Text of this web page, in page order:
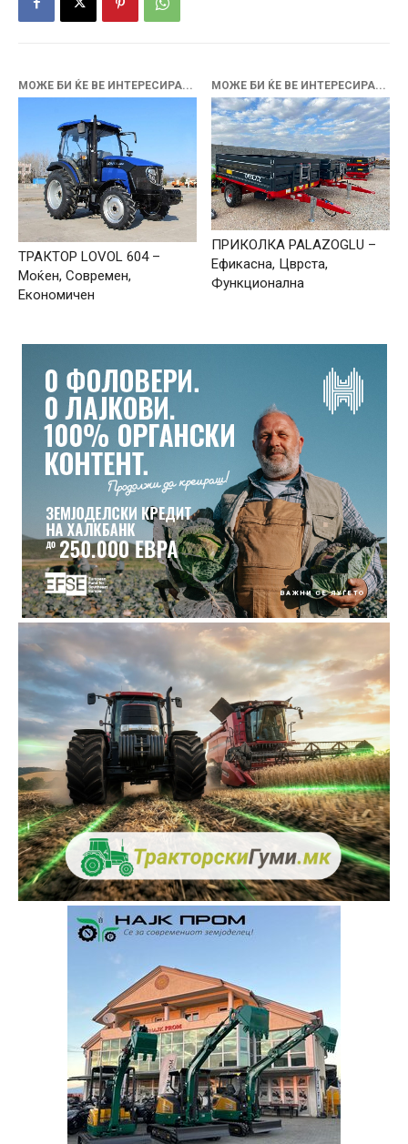
МОЖЕ БИ ЌЕ ВЕ ИНТЕРЕСИРА...
ТРАКТОР LOVOL 604 –
Моќен, Современ,
Економичен
МОЖЕ БИ ЌЕ ВЕ ИНТЕРЕСИРА...
ПРИКОЛКА PALAZOGLU –
Ефикасна, Цврста,
Функционална